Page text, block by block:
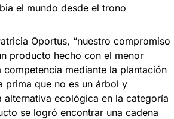
el mundo desde el trono
Oportus, “nuestro compromiso
producto hecho con el menor
mediante la plantación
prima que no es un árbol y
ecológica en la categoría
se logró encontrar una cadena